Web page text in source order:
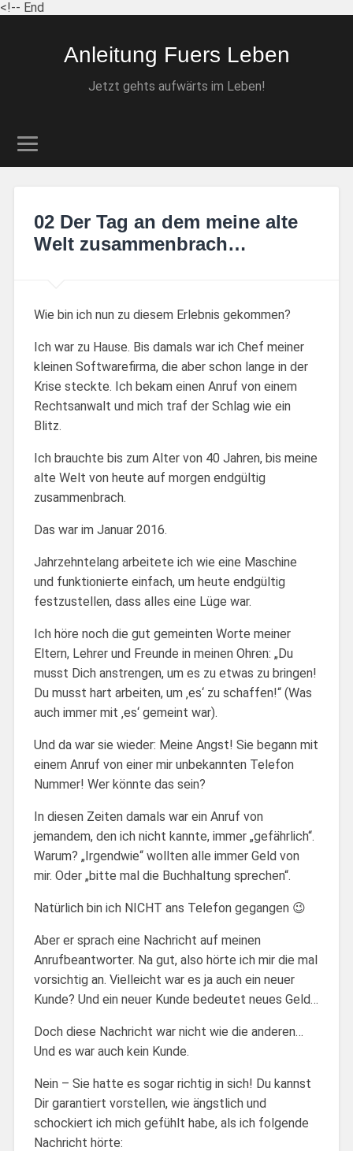
<!-- End
Anleitung Fuers Leben
Jetzt gehts aufwärts im Leben!
02 Der Tag an dem meine alte
Welt zusammenbrach…
Wie bin ich nun zu diesem Erlebnis gekommen?
Ich war zu Hause. Bis damals war ich Chef meiner
kleinen Softwarefirma, die aber schon lange in der
Krise steckte. Ich bekam einen Anruf von einem
Rechtsanwalt und mich traf der Schlag wie ein
Blitz.
Ich brauchte bis zum Alter von 40 Jahren, bis meine
alte Welt von heute auf morgen endgültig
zusammenbrach.
Das war im Januar 2016.
Jahrzehntelang arbeitete ich wie eine Maschine
und funktionierte einfach, um heute endgültig
festzustellen, dass alles eine Lüge war.
Ich höre noch die gut gemeinten Worte meiner
Eltern, Lehrer und Freunde in meinen Ohren: „Du
musst Dich anstrengen, um es zu etwas zu bringen!
Du musst hart arbeiten, um ‚es‘ zu schaffen!“ (Was
auch immer mit ‚es‘ gemeint war).
Und da war sie wieder: Meine Angst! Sie begann mit
einem Anruf von einer mir unbekannten Telefon
Nummer! Wer könnte das sein?
In diesen Zeiten damals war ein Anruf von
jemandem, den ich nicht kannte, immer „gefährlich“.
Warum? „Irgendwie“ wollten alle immer Geld von
mir. Oder „bitte mal die Buchhaltung sprechen“.
Natürlich bin ich NICHT ans Telefon gegangen 😉
Aber er sprach eine Nachricht auf meinen
Anrufbeantworter. Na gut, also hörte ich mir die mal
vorsichtig an. Vielleicht war es ja auch ein neuer
Kunde? Und ein neuer Kunde bedeutet neues Geld…
Doch diese Nachricht war nicht wie die anderen…
Und es war auch kein Kunde.
Nein – Sie hatte es sogar richtig in sich! Du kannst
Dir garantiert vorstellen, wie ängstlich und
schockiert ich mich gefühlt habe, als ich folgende
Nachricht hörte: